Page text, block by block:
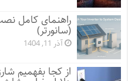
راهنمای کامل
(سانورتر)
آذر 11, 1404
از کجا بفهمیم